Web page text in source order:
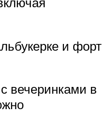
и форт
вечеринками в